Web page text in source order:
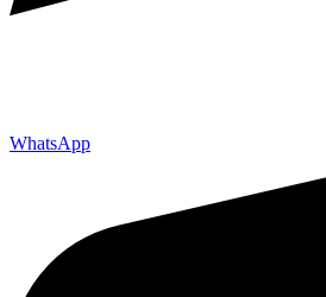
WhatsApp